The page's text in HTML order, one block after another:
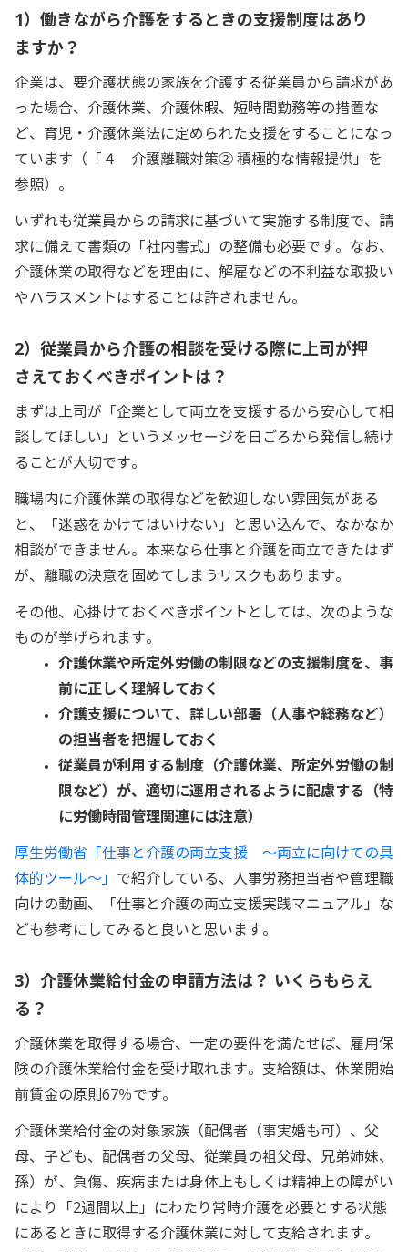
1）働きながら介護をするときの支援制度はあり
ますか？
企業は、要介護状態の家族を介護する従業員から請求があ
った場合、介護休業、介護休暇、短時間勤務等の措置な
ど、育児・介護休業法に定められた支援をすることになっ
ています（「４ 介護離職対策② 積極的な情報提供」を
参照）。
いずれも従業員からの請求に基づいて実施する制度で、請
求に備えて書類の「社内書式」の整備も必要です。なお、
介護休業の取得などを理由に、解雇などの不利益な取扱い
やハラスメントはすることは許されません。
2）従業員から介護の相談を受ける際に上司が押
さえておくべきポイントは？
まずは上司が「企業として両立を支援するから安心して相
談してほしい」というメッセージを日ごろから発信し続け
ることが大切です。
職場内に介護休業の取得などを歓迎しない雰囲気がある
と、「迷惑をかけてはいけない」と思い込んで、なかなか
相談ができません。本来なら仕事と介護を両立できたはず
が、離職の決意を固めてしまうリスクもあります。
その他、心掛けておくべきポイントとしては、次のような
ものが挙げられます。
介護休業や所定外労働の制限などの支援制度を、事
前に正しく理解しておく
介護支援について、詳しい部署（人事や総務など）
の担当者を把握しておく
従業員が利用する制度（介護休業、所定外労働の制
限など）が、適切に運用されるように配慮する（特
に労働時間管理関連には注意）
厚生労働省「仕事と介護の両立支援 ～両立に向けての具
体的ツール～」 で紹介している、人事労務担当者や管理職
向けの動画、「仕事と介護の両立支援実践マニュアル」な
ども参考にしてみると良いと思います。
3）介護休業給付金の申請方法は？ いくらもらえ
る？
介護休業を取得する場合、一定の要件を満たせば、雇用保
険の介護休業給付金を受け取れます。支給額は、休業開始
前賃金の原則67％です。
介護休業給付金の対象家族（配偶者（事実婚も可）、父
母、子ども、配偶者の父母、従業員の祖父母、兄弟姉妹、
孫）が、負傷、疾病または身体上もしくは精神上の障がい
により「2週間以上」にわたり常時介護を必要とする状態
にあるときに取得する介護休業に対して支給されます。